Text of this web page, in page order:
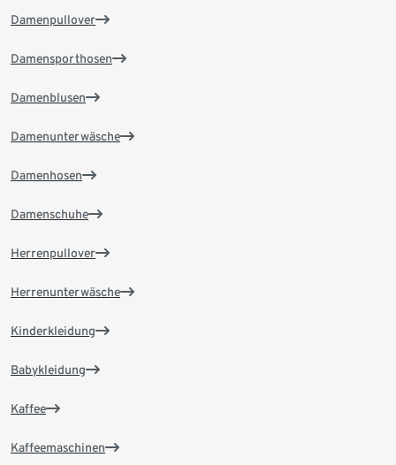
Damenpullover
Damensporthosen
Damenblusen
Damenunterwäsche
Damenhosen
Damenschuhe
Herrenpullover
Herrenunterwäsche
Kinderkleidung
Babykleidung
Kaffee
Kaffeemaschinen